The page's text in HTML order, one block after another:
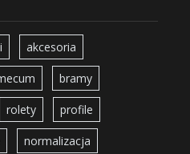
akcesoria
bramy
rolety profile
normalizacja